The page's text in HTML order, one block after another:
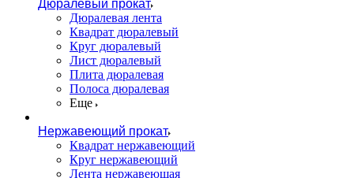
Дюралевый прокат
Дюралевая лента
Квадрат дюралевый
Круг дюралевый
Лист дюралевый
Плита дюралевая
Полоса дюралевая
Еще
Нержавеющий прокат
Квадрат нержавеющий
Круг нержавеющий
Лента нержавеющая